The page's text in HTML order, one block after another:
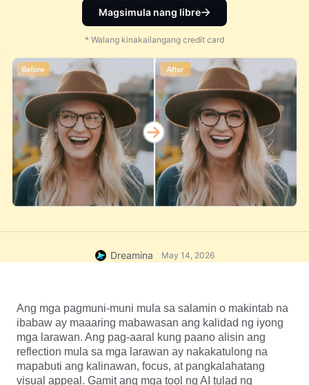
Magsimula nang libre
* Walang kinakailangang credit card
Dreamina May 14, 2026
Ang mga pagmuni-muni mula sa salamin o makintab na
ibabaw ay maaaring mabawasan ang kalidad ng iyong
mga larawan. Ang pag-aaral kung paano alisin ang
reflection mula sa mga larawan ay nakakatulong na
mapabuti ang kalinawan, focus, at pangkalahatang
visual appeal. Gamit ang mga tool ng AI tulad ng